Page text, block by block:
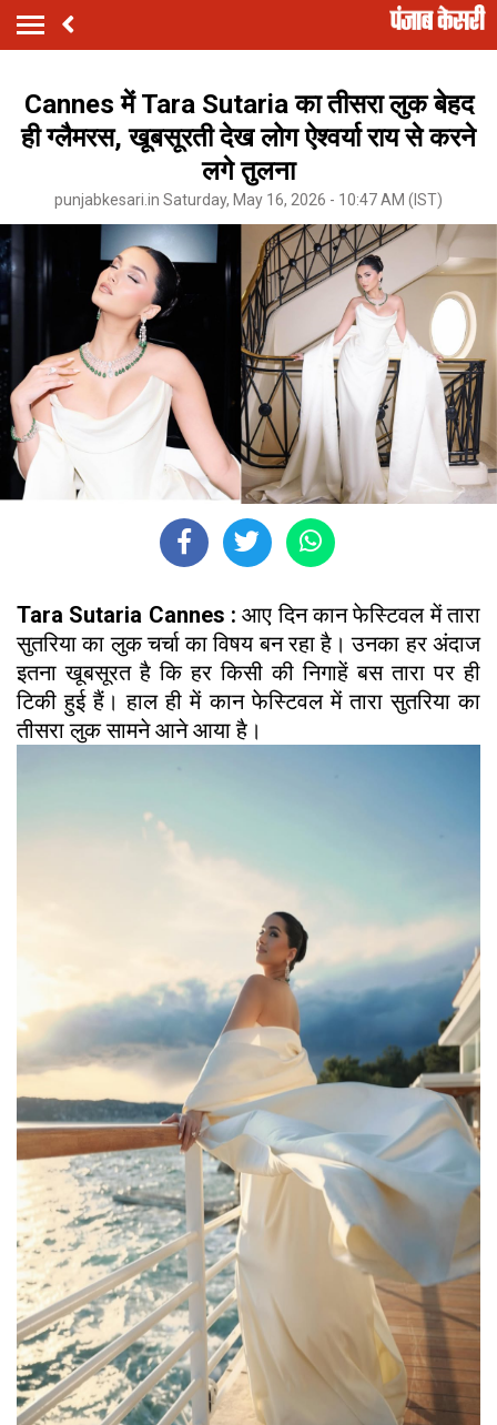
Cannes में Tara Sutaria का तीसरा लुक बेहद
ही ग्लैमरस, खूबसूरती देख लोग ऐश्वर्या राय से करने
लगे तुलना
punjabkesari.in Saturday, May 16, 2026 - 10:47 AM (IST)
Tara Sutaria Cannes :आए दिन कान फेस्टिवल में तारा
सुतरिया का लुक चर्चा का विषय बन रहा है। उनका हर अंदाज
इतना खूबसूरत है कि हर किसी की निगाहें बस तारा पर ही
टिकी हुई हैं। हाल ही में कान फेस्टिवल में तारा सुतरिया का
तीसरा लुक सामने आने आया है।